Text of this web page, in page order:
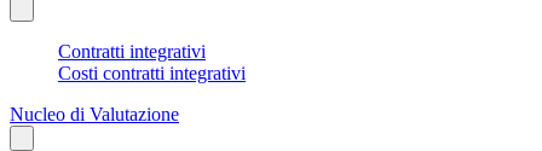
Contratti integrativi
Costi contratti integrativi
Nucleo di Valutazione